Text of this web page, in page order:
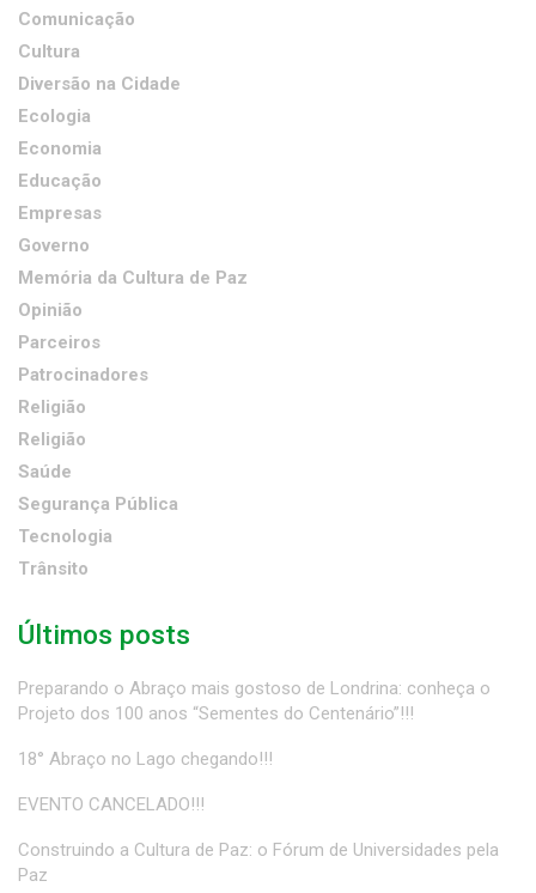
Comunicação
Cultura
Diversão na Cidade
Ecologia
Economia
Educação
Empresas
Governo
Memória da Cultura de Paz
Opinião
Parceiros
Patrocinadores
Religião
Religião
Saúde
Segurança Pública
Tecnologia
Trânsito
Últimos posts
Preparando o Abraço mais gostoso de Londrina: conheça o
Projeto dos 100 anos “Sementes do Centenário”!!!
18° Abraço no Lago chegando!!!
EVENTO CANCELADO!!!
Construindo a Cultura de Paz: o Fórum de Universidades pela
Paz